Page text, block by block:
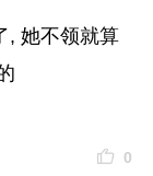
, 她不领就算
0